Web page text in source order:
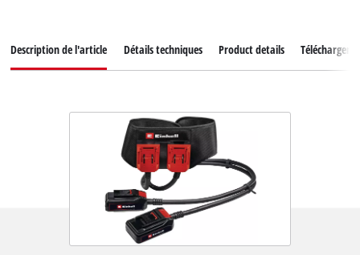
Description de l'article Détails techniques Product details